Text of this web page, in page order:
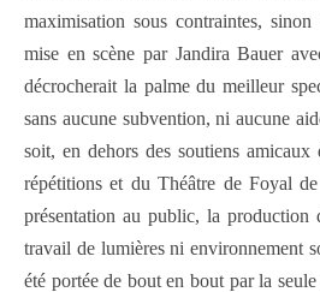
maximisation sous contraintes,
mise en scène par Jandira Bauer
décrocherait la palme du meilleur
sans aucune subvention, ni aucune
soit, en dehors des soutiens
répétitions et du Théâtre de Foyal
présentation au public, la production
travail de lumières ni environnement
été portée de bout en bout par la